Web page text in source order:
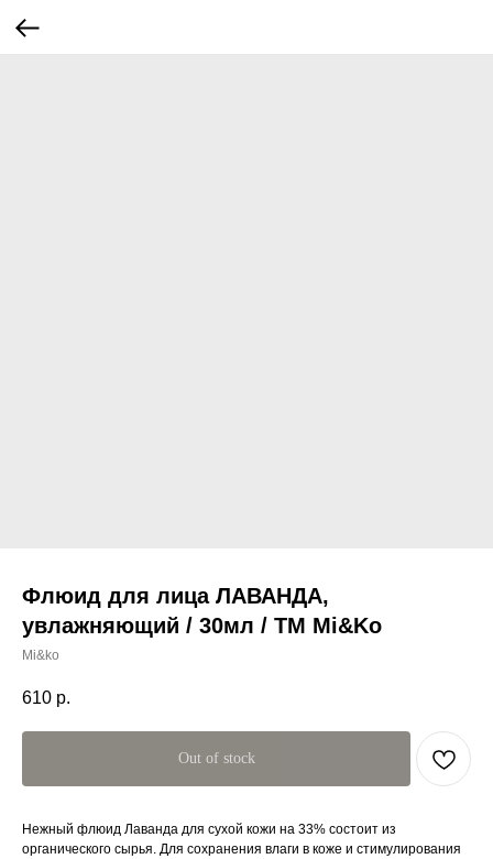
Флюид для лица ЛАВАНДА,
увлажняющий / 30мл / ТМ Mi&Ko
Mi&ko
610 р.
Out of stock
Нежный флюид Лаванда для сухой кожи на 33% состоит из
органического сырья. Для сохранения влаги в коже и стимулирования